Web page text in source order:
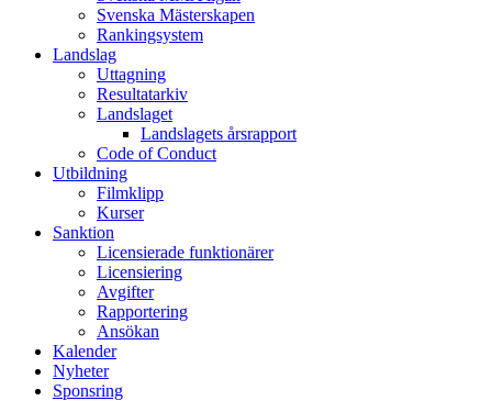
Svenska Mästerskapen
Rankingsystem
Landslag
Uttagning
Resultatarkiv
Landslaget
Landslagets årsrapport
Code of Conduct
Utbildning
Filmklipp
Kurser
Sanktion
Licensierade funktionärer
Licensiering
Avgifter
Rapportering
Ansökan
Kalender
Nyheter
Sponsring